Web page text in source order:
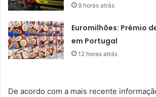
9 horas atrás
Euromilhões: Prémio
em Portugal
12 horas atrás
De acordo com a mais recente